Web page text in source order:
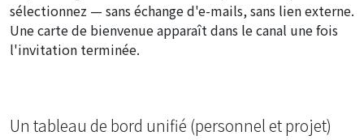
sélectionnez — sans échange d'e-mails, sans lien externe.
Une carte de bienvenue apparaît dans le canal une fois
l'invitation terminée.
Un tableau de bord unifié (personnel et projet)